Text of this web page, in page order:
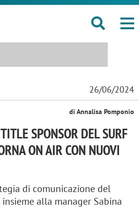
26/06/2024
di Annalisa Pomponio
SPONSOR DEL SURF
ON AIR CON NUOVI
di comunicazione del
alla manager Sabina